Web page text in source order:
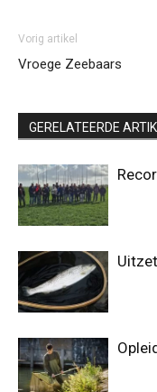
Vorig artikel
Vroege Zeebaars
GERELATEERDE